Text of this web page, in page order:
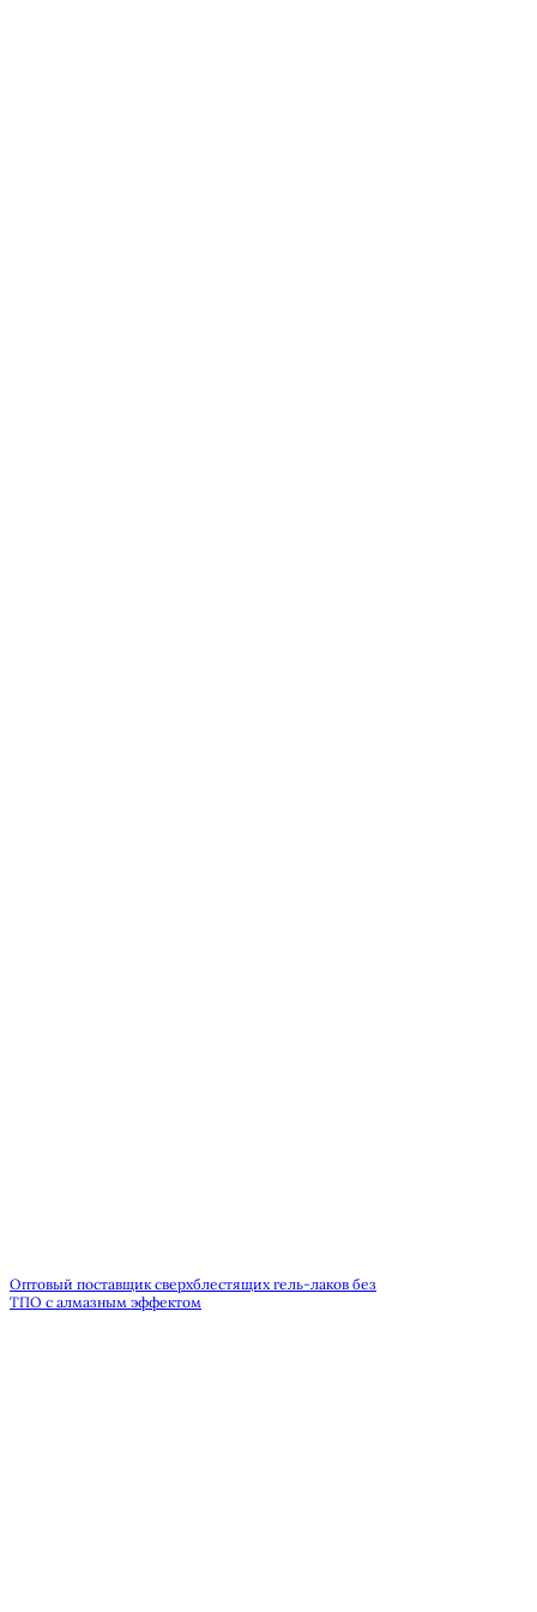
Оптовый поставщик сверхблестящих гель-лаков без
ТПО с алмазным эффектом